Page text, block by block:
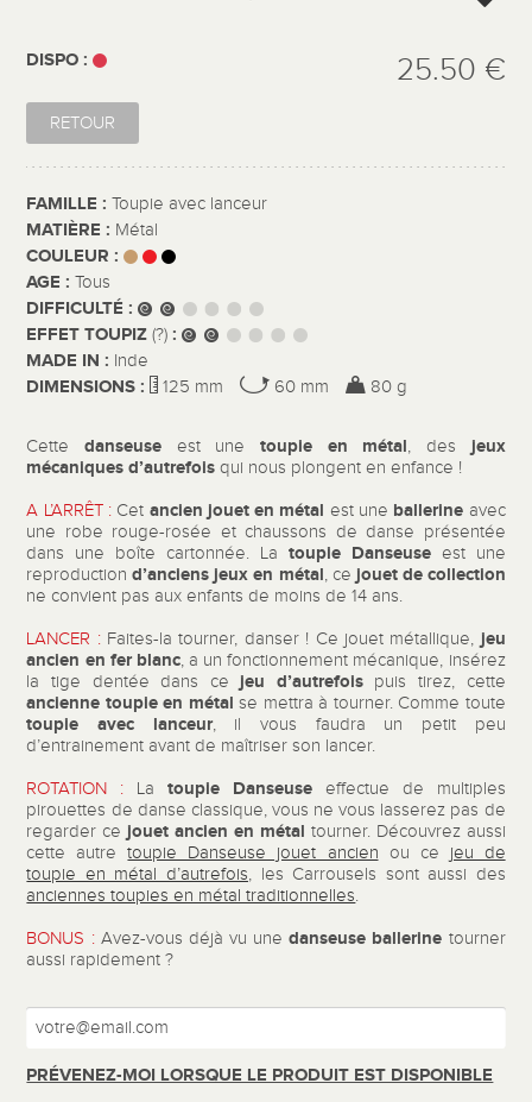
DISPO : 25.50 €
RETOUR
FAMILLE :Toupie avec lanceur
MATIÈRE : Métal
COULEUR :
AGE :Tous
DIFFICULTÉ :
EFFET TOUPIZ(?) :
MADE IN : Inde
DIMENSIONS : 125 mm 60 mm 80 g
Cettedanseuse est unetoupie en métal, des jeux
mécaniques d’autrefois qui nous plongent en enfance !
A L’ARRÊT : Cet ancien jouet en métal est une ballerine avec
une robe rouge-rosée et chaussons de danse présentée
dans une boîte cartonnée. La toupie Danseuseest une
reproductiond’anciens jeux en métal, ce jouet de collection
ne convient pas aux enfants de moins de 14 ans.
LANCER :Faites-la tourner, danser ! Ce jouet métallique, jeu
ancien en fer blanc, a un fonctionnement mécanique, insérez
la tige dentée dans ce jeu d’autrefoispuis tirez, cette
ancienne toupie en métal se mettra à tourner. Comme toute
toupie avec lanceur, il vous faudra un petit peu
d’entrainement avant de maîtriser son lancer.
ROTATION : Latoupie Danseuseeffectue de multiples
pirouettes de danse classique, vous ne vous lasserez pas de
regarder ce jouet ancien en métal tourner. Découvrez aussi
cette autretoupie Danseuse jouet ancien ou ce jeu de
toupie en métal d’autrefois, les Carrousels sont aussi des
anciennes toupies en métal traditionnelles.
BONUS :Avez-vous déjà vu unedanseuse ballerine tourner
aussi rapidement ?
PRÉVENEZ-MOI LORSQUE LE PRODUIT EST DISPONIBLE